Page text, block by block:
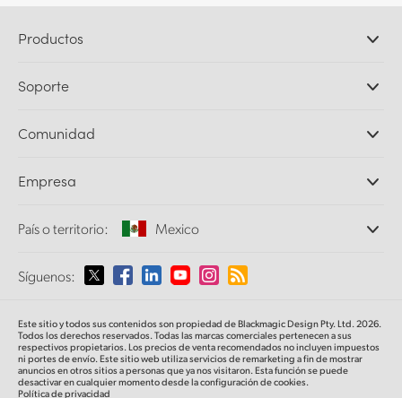
Productos
DaVinci Resolve y Fusion
Ultimatte
Captura y reproducción
Conversión de formatos
Supervisión
Almacenamiento en redes
Direccionamiento y distribución
Transmisión y codificación
Soporte
Centro de soporte técnico
Comunidad
Empresa
Perfil empresarial
Medios
País o territorio: Mexico
Selecciona un país o territorio
Australia
Síguenos:
Este sitio y todos sus contenidos son propiedad de Blackmagic Design Pty. Ltd. 2026.
Todos los derechos reservados. Todas las marcas comerciales pertenecen a sus
respectivos propietarios. Los precios de venta recomendados no incluyen impuestos
ni portes de envío. Este sitio web utiliza servicios de remarketing a fin de mostrar
anuncios en otros sitios a personas que ya nos visitaron. Esta función se puede
desactivar en cualquier momento desde la configuración de cookies.
Política de privacidad